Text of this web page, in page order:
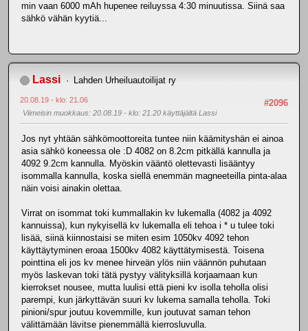
min vaan 6000 mAh hupenee reiluyssa 4:30 minuutissa. Siinä saa
sähkö vähän kyytiä...
Lassi Lahden Urheiluautoilijat ry
#2096
20.08.19 - klo: 21.06
Viimeisin muokkaus: 20.08.19 - klo: 21.20 käyttäjältä Lassi
Jos nyt yhtään sähkömoottoreita tuntee niin käämityshän ei ainoa
asia sähkö koneessa ole :D 4082 on 8.2cm pitkällä kannulla ja
4092 9.2cm kannulla. Myöskin vääntö olettevasti lisääntyy
isommalla kannulla, koska siellä enemmän magneeteilla pinta-alaa
näin voisi ainakin olettaa.
Virrat on isommat toki kummallakin kv lukemalla (4082 ja 4092
kannuissa), kun nykyisellä kv lukemalla eli tehoa i * u tulee toki
lisää, siinä kiinnostaisi se miten esim 1050kv 4092 tehon
käyttäytyminen eroaa 1500kv 4082 käyttätymisestä. Toisena
pointtina eli jos kv menee hirveän ylös niin väännön puhutaan
myös laskevan toki tätä pystyy välityksillä korjaamaan kun
kierrokset nousee, mutta luulisi että pieni kv isolla teholla olisi
parempi, kun järkyttävän suuri kv lukema samalla teholla. Toki
pinioni/spur joutuu kovemmille, kun joutuvat saman tehon
välittämään lävitse pienemmällä kierrosluvulla.